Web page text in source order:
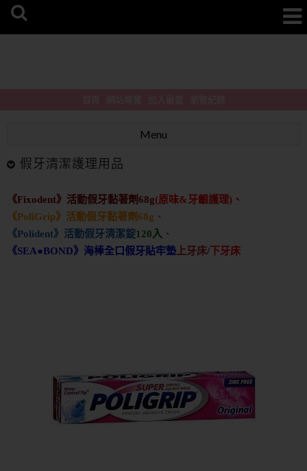
Menu
假牙清潔護理用品
《Fixodent》活動假牙黏著劑68g(原味&牙齦護理)、
《PoliGrip》活動假牙黏著劑68g 、
《Polident》活動假牙清潔錠120入 、
《SEA●BOND》海棒全口假牙貼牢墊 上牙床/ 下牙床